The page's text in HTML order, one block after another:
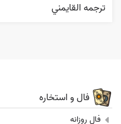
ترجمه القایمني
فال و استخاره
فال روزانه